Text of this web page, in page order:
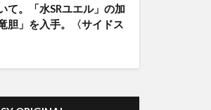
て。「水SRユエル」の加
胆」を入手。〈サイドス